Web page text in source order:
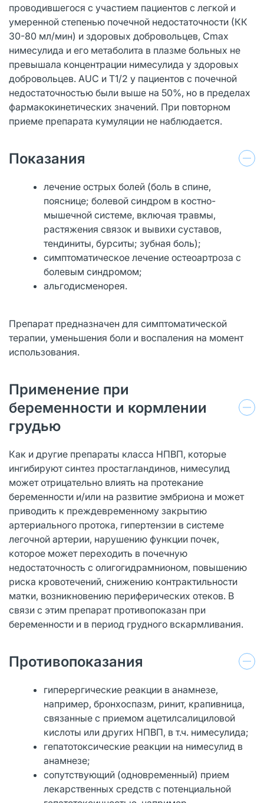
проводившегося с участием пациентов с легкой и
умеренной степенью почечной недостаточности (КК
30-80 мл/мин) и здоровых добровольцев, Cmax
нимесулида и его метаболита в плазме больных не
превышала концентрации нимесулида у здоровых
добровольцев. AUC и T1/2 у пациентов с почечной
недостаточностью были выше на 50%, но в пределах
фармакокинетических значений. При повторном
приеме препарата кумуляции не наблюдается.
Показания
лечение острых болей (боль в спине,
пояснице; болевой синдром в костно-
мышечной системе, включая травмы,
растяжения связок и вывихи суставов,
тендиниты, бурситы; зубная боль);
симптоматическое лечение остеоартроза с
болевым синдромом;
альгодисменорея.
Препарат предназначен для симптоматической
терапии, уменьшения боли и воспаления на момент
использования.
Применение при
беременности и кормлении
грудью
Как и другие препараты класса НПВП, которые
ингибируют синтез простагландинов, нимесулид
может отрицательно влиять на протекание
беременности и/или на развитие эмбриона и может
приводить к преждевременному закрытию
артериального протока, гипертензии в системе
легочной артерии, нарушению функции почек,
которое может переходить в почечную
недостаточность с олигогидрамнионом, повышению
риска кровотечений, снижению контрактильности
матки, возникновению периферических отеков. В
связи с этим препарат противопоказан при
беременности и в период грудного вскармливания.
Противопоказания
гиперергические реакции в анамнезе,
например, бронхоспазм, ринит, крапивница,
связанные с приемом ацетилсалициловой
кислоты или других НПВП, в т.ч. нимесулида;
гепатотоксические реакции на нимесулид в
анамнезе;
сопутствующий (одновременный) прием
лекарственных средств с потенциальной